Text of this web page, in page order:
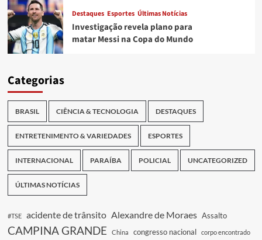
Destaques Esportes Últimas Notícias
Investigação revela plano para
matar Messi na Copa do Mundo
Categorias
BRASIL CIÊNCIA & TECNOLOGIA DESTAQUES
ENTRETENIMENTO & VARIEDADES ESPORTES
INTERNACIONAL PARAÍBA POLICIAL UNCATEGORIZED
ÚLTIMAS NOTÍCIAS
#TSE acidente de trânsito Alexandre de Moraes Assalto
CAMPINA GRANDE China congresso nacional corpo encontrado